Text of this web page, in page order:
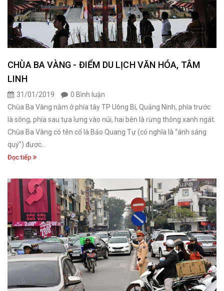
CHÙA BA VÀNG - ĐIỂM DU LỊCH VĂN HÓA, TÂM
LINH
31/01/2019
0 Bình luận
Chùa Ba Vàng nằm ở phía tây TP Uông Bí, Quảng Ninh, phía trước
là sông, phía sau tựa lưng vào núi, hai bên là rừng thông xanh ngát.
Chùa Ba Vàng có tên cổ là Bảo Quang Tự (có nghĩa là “ánh sáng
quý”) được...
Đọc tiếp